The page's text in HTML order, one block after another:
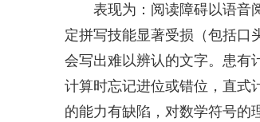
表现为：阅读障碍以语音
定拼写技能显著受损（包括口
会写出难以辨认的文字。患有
计算时忘记进位或错位，直式
的能力有缺陷，对数学符号的